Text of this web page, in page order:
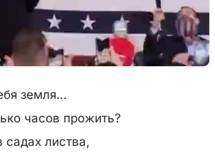
земля...
часов прожить?
садах листва,